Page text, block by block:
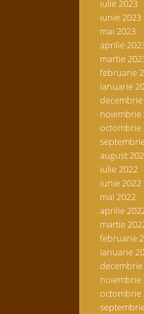
iulie 2023
iunie 2023
mai 2023
aprilie
martie
februarie
ianuarie
decembrie
noiembrie
octombrie
august
iulie 2022
iunie 2022
mai 2022
aprilie
martie
februarie
ianuarie
decembrie
noiembrie
octombrie